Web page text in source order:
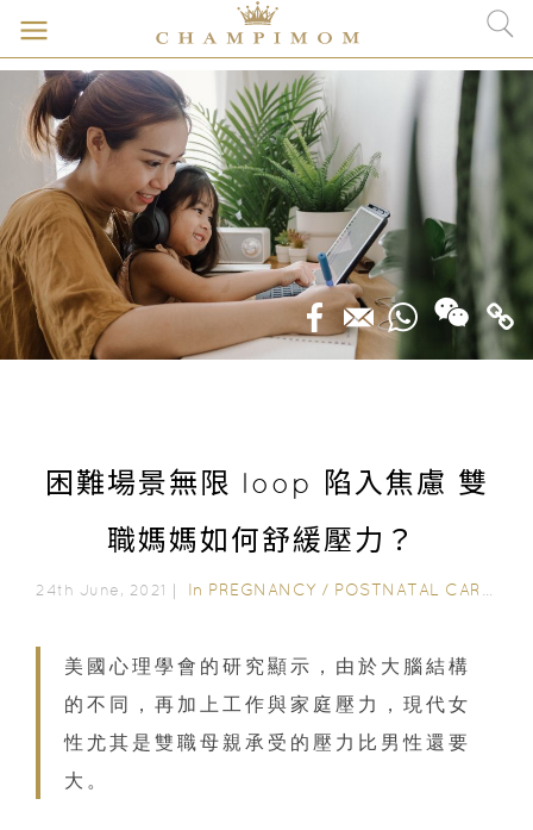
困難場景無限 loop 陷入焦慮 雙
職媽媽如何舒緩壓力？
24th June, 2021｜ In PREGNANCY / POSTNATAL CARE
美國心理學會的研究顯示，由於大腦結構
的不同，再加上工作與家庭壓力，現代女
性尤其是雙職母親承受的壓力比男性還要
大。